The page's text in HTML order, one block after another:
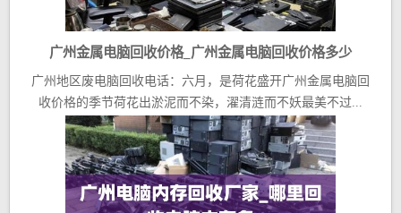
广州金属电脑回收价格_广州金属电脑回收价格多少
广州地区废电脑回收电话：六月，是荷花盛开广州金属电脑回
收价格的季节荷花出淤泥而不染，濯清涟而不妖最美不过...